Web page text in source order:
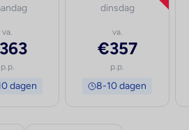
va.
p.p.
dagen
dinsdag
va.
€357
p.p.
8-10 dagen